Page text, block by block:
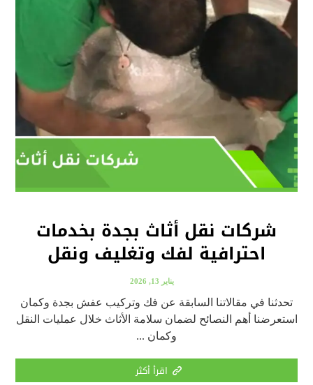
شركات نقل أثاث بجدة بخدمات
احترافية لفك وتغليف ونقل
يناير 13, 2026
تحدثنا في مقالاتنا السابقة عن فك وتركيب عفش بجدة وكمان
استعرضنا أهم النصائح لضمان سلامة الأثاث خلال عمليات النقل
وكمان ...
اقرأ أكثر